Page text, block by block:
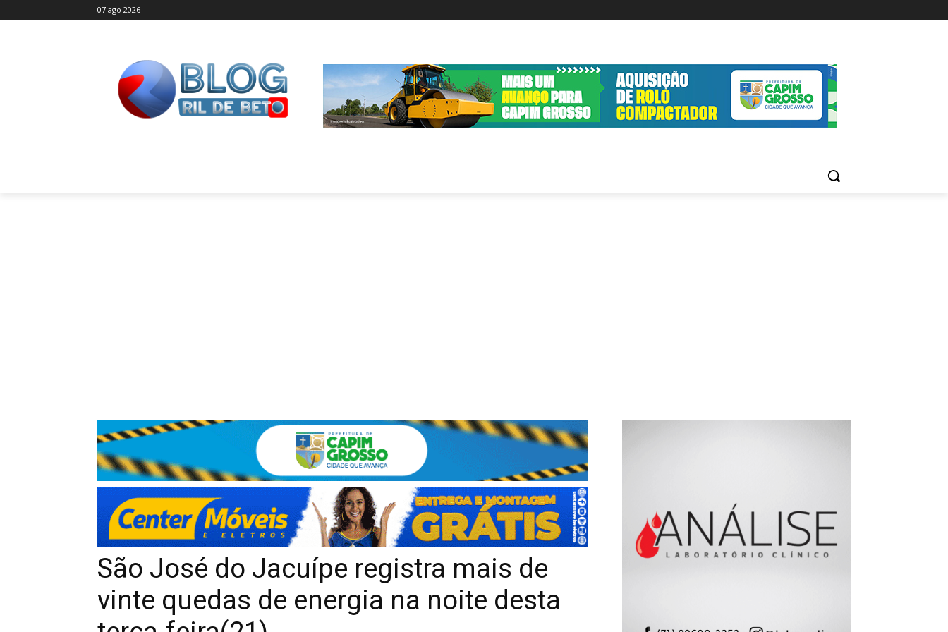
07 ago 2026
São José do Jacuípe registra mais de
vinte quedas de energia na noite desta